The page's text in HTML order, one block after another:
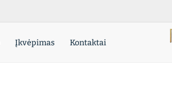
Įkvėpimas Kontaktai